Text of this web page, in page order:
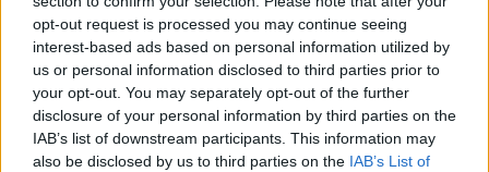
opt-out request is processed you may continue seeing
interest-based ads based on personal information utilized by
us or personal information disclosed to third parties prior to
your opt-out. You may separately opt-out of the further
disclosure of your personal information by third parties on the
IAB’s list of downstream participants. This information may
also be disclosed by us to third parties on the IAB’s List of